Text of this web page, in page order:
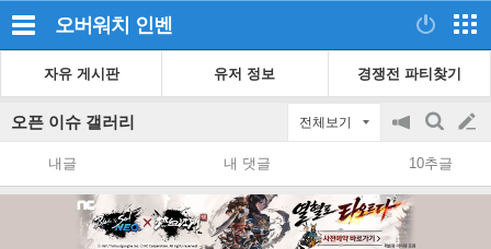
오버워치 인벤
자유 게시판 유저 정보 경쟁전 파티찾기
오픈 이슈 갤러리 전체보기
공
지
on/off
검
색
글
쓰
내글 내 댓글 10추글